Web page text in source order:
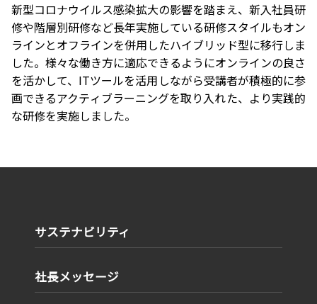
新型コロナウイルス感染拡大の影響を踏まえ、新入社員研
修や階層別研修など長年実施している研修スタイルもオン
ラインとオフラインを併用したハイブリッド型に移行しま
した。様々な働き方に適応できるようにオンラインの良さ
を活かして、ITツールを活用しながら受講者が積極的に参
画できるアクティブラーニングを取り入れた、より実践的
な研修を実施しました。
サステナビリティ
社長メッセージ